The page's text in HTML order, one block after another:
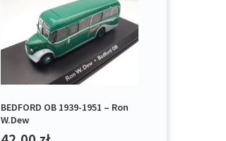
BEDFORD OB 1939-1951 – Ron
W.Dew